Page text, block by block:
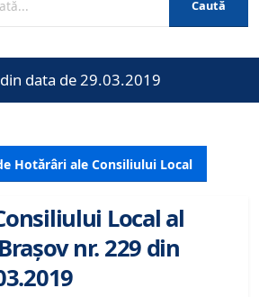
Caută
data de 29.03.2019
Hotărâri ale Consiliului Local
Local al
nr. 229 din